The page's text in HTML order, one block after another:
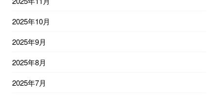
2025年10月
2025年9月
2025年8月
2025年7月